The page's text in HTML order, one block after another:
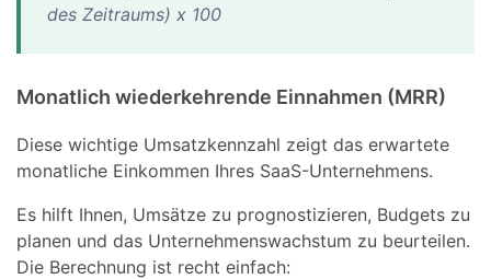
des Zeitraums) x 100
Monatlich wiederkehrende Einnahmen (MRR)
Diese wichtige Umsatzkennzahl zeigt das erwartete
monatliche Einkommen Ihres SaaS-Unternehmens.
Es hilft Ihnen, Umsätze zu prognostizieren, Budgets zu
planen und das Unternehmenswachstum zu beurteilen.
Die Berechnung ist recht einfach: